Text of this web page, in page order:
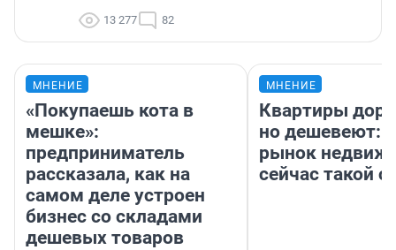
13 277 82
МНЕНИЕ
«Покупаешь кота в
мешке»:
предприниматель
рассказала, как на
самом деле устроен
бизнес со складами
дешевых товаров
МНЕНИЕ
Квартиры
но дешевеют:
рынок
сейчас такой